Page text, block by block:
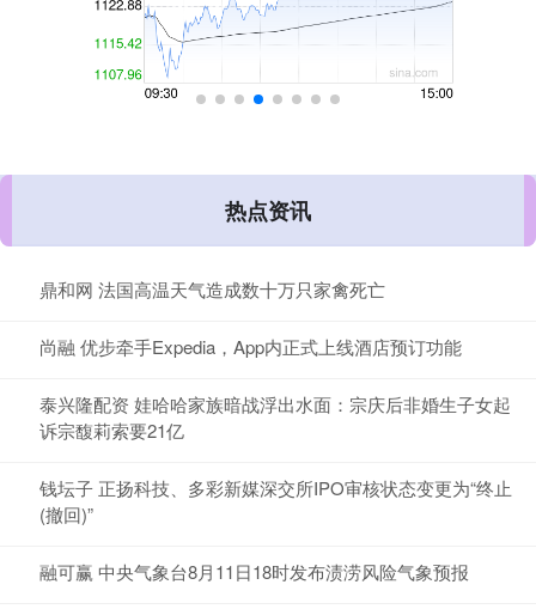
热点资讯
鼎和网 法国高温天气造成数十万只家禽死亡
尚融 优步牵手Expedia，App内正式上线酒店预订功能
泰兴隆配资 娃哈哈家族暗战浮出水面：宗庆后非婚生子女起
诉宗馥莉索要21亿
钱坛子 正扬科技、多彩新媒深交所IPO审核状态变更为“终止
(撤回)”
融可赢 中央气象台8月11日18时发布渍涝风险气象预报